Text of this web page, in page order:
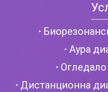
Аура
Дистанционна